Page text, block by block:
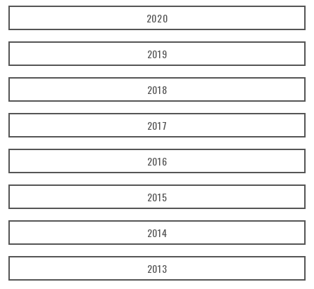
2020
2019
2018
2017
2016
2015
2014
2013